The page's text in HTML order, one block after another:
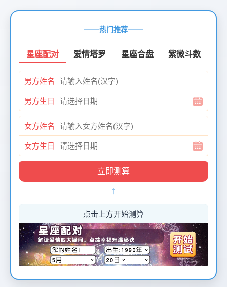
页
2026-
热门推荐
星座配对 爱情塔罗 星座合盘 紫微斗数
男方姓名
男方生日
女方姓名
女方生日
↑
点击上方开始测算